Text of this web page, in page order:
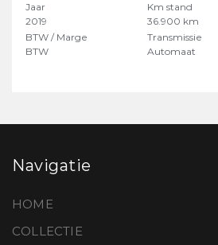
Jaar
2019
Km stand
36.900 km
BTW / Marge
BTW
Transmissie
Automaat
Navigatie
HOME
COLLECTIE